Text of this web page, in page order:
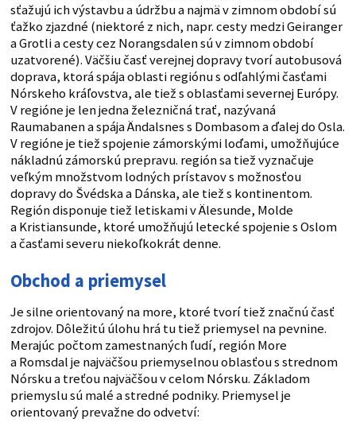
sťažujú ich výstavbu a údržbu a najmä v zimnom období sú
ťažko zjazdné (niektoré z nich, napr. cesty medzi Geiranger
a Grotli a cesty cez Norangsdalen sú v zimnom období
uzatvorené). Väčšiu časť verejnej dopravy tvorí autobusová
doprava, ktorá spája oblasti regiónu s odľahlými časťami
Nórskeho kráľovstva, ale tiež s oblasťami severnej Európy.
V regióne je len jedna železničná trať, nazývaná
Raumabanen a spája Ändalsnes s Dombasom a ďalej do Osla.
V regióne je tiež spojenie zámorskými loďami, umožňujúce
nákladnú zámorskú prepravu. región sa tiež vyznačuje
veľkým množstvom lodných prístavov s možnosťou
dopravy do Švédska a Dánska, ale tiež s kontinentom.
Región disponuje tiež letiskami v Älesunde, Molde
a Kristiansunde, ktoré umožňujú letecké spojenie s Oslom
a časťami severu niekoľkokrát denne.
Obchod a priemysel
Je silne orientovaný na more, ktoré tvorí tiež značnú časť
zdrojov. Dôležitú úlohu hrá tu tiež priemysel na pevnine.
Merajúc počtom zamestnaných ľudí, región More
a Romsdal je najväčšou priemyselnou oblasťou s strednom
Nórsku a treťou najväčšou v celom Nórsku. Základom
priemyslu sú malé a stredné podniky. Priemysel je
orientovaný prevažne do odvetví: